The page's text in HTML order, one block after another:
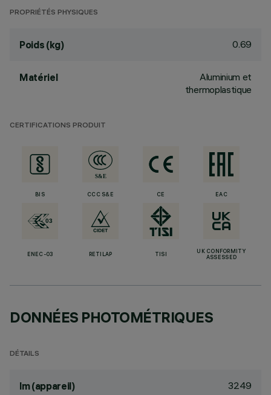
PROPRIÉTÉS PHYSIQUES
Poids (kg) 0.69
Matériel
Aluminium et
thermoplastique
CERTIFICATIONS PRODUIT
BIS CCC S&E CE EAC
ENEC-03 RETILAP TISI
UK CONFORMITY
ASSESSED
DONNÉES PHOTOMÉTRIQUES
DÉTAILS
lm (appareil) 3249